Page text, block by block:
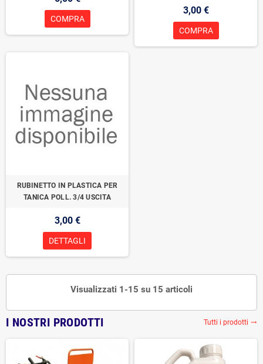
COMPRA
3,00 €
COMPRA
RUBINETTO IN PLASTICA PER
TANICA POLL. 3/4 USCITA
3,00 €
DETTAGLI
Visualizzati 1-15 su 15 articoli
I NOSTRI PRODOTTI Tutti i prodotti trending_flat